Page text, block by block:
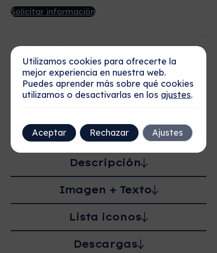
Solicitar información
Envío gratis
100 días de derecho de devolución
Pago al cobrar
Descripción
Imagen + Texto
Lista iconos
Descargas
Utilizamos cookies para ofrecerte la
mejor experiencia en nuestra web.
Puedes aprender más sobre qué cookies
utilizamos o desactivarlas en los ajustes.
Aceptar Rechazar Ajustes